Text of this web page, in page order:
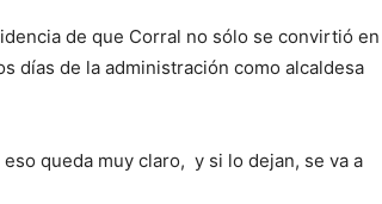
de que Corral no sólo se convirtió en
días de la administración como alcaldesa
queda muy claro, y si lo dejan, se va a